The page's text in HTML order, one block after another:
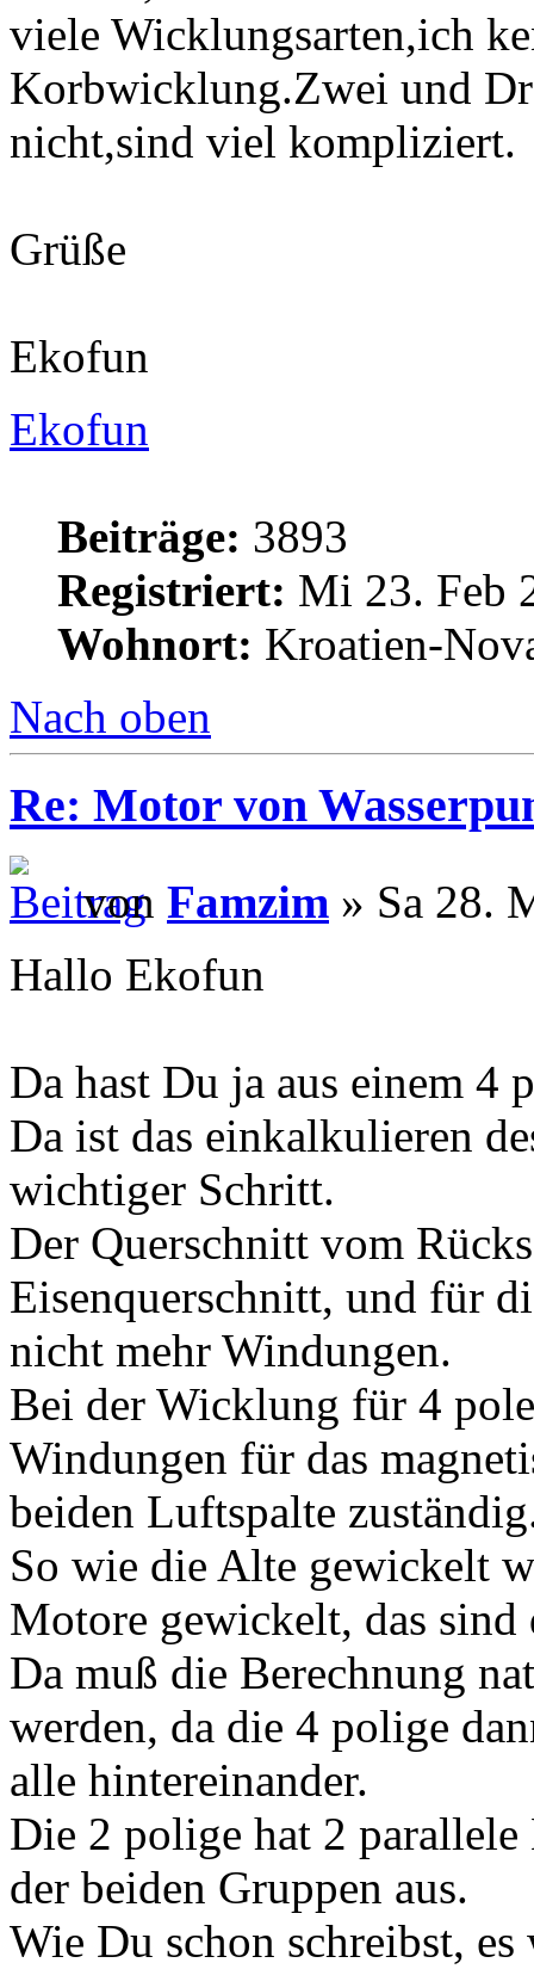
viele Wicklungsarten,ich
Korbwicklung.Zwei und
nicht,sind viel kompliziert.
Grüße
Ekofun
Ekofun
Beiträge: 3893
Registriert: Mi 23. Feb
Wohnort: Kroatien-
Nach oben
Re: Motor von
von Famzim » Sa 28.
Hallo Ekofun
Da hast Du ja aus einem 4
Da ist das einkalkulieren
wichtiger Schritt.
Der Querschnitt vom
Eisenquerschnitt, und für
nicht mehr Windungen.
Bei der Wicklung für 4
Windungen für das
beiden Luftspalte
So wie die Alte gewickelt
Motore gewickelt, das sind
Da muß die Berechnung
werden, da die 4 polige
alle hintereinander.
Die 2 polige hat 2
der beiden Gruppen aus.
Wie Du schon schreibst,